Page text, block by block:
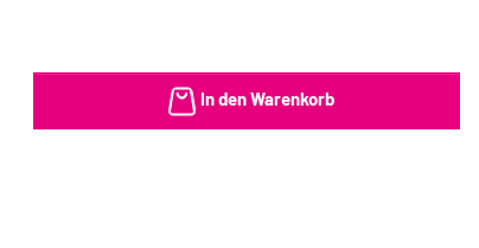
In den Warenkorb